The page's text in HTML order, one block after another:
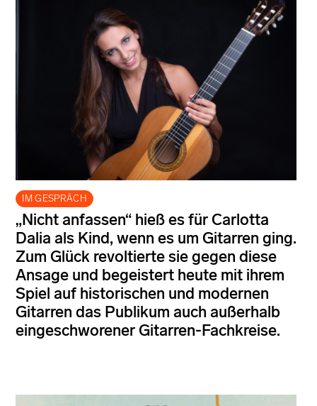
IM GESPRÄCH
„Nicht anfassen“ hieß es für Carlotta
Dalia als Kind, wenn es um Gitarren ging.
Zum Glück revoltierte sie gegen diese
Ansage und begeistert heute mit ihrem
Spiel auf historischen und modernen
Gitarren das Publikum auch außerhalb
eingeschworener Gitarren-Fachkreise.